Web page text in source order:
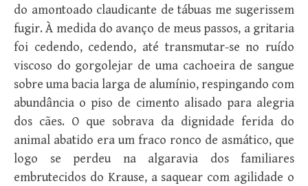
do amontoado claudicante de tábuas me sugerissem
fugir. À medida do avanço de meus passos, a gritaria
foi cedendo, cedendo, até transmutar-se no ruído
viscoso do gorgolejar de uma cachoeira de sangue
sobre uma bacia larga de alumínio, respingando com
abundância o piso de cimento alisado para alegria
dos cães. O que sobrava da dignidade ferida do
animal abatido era um fraco ronco de asmático, que
logo se perdeu na algaravia dos familiares
embrutecidos do Krause, a saquear com agilidade o